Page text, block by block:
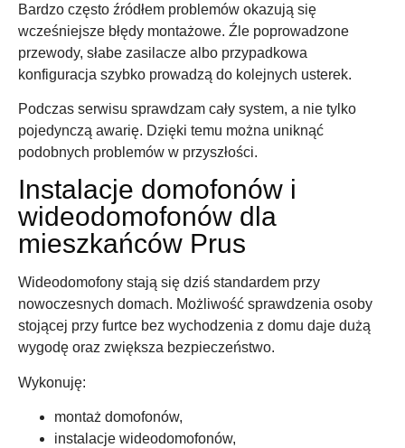
Bardzo często źródłem problemów okazują się
wcześniejsze błędy montażowe. Źle poprowadzone
przewody, słabe zasilacze albo przypadkowa
konfiguracja szybko prowadzą do kolejnych usterek.
Podczas serwisu sprawdzam cały system, a nie tylko
pojedynczą awarię. Dzięki temu można uniknąć
podobnych problemów w przyszłości.
Instalacje domofonów i
wideodomofonów dla
mieszkańców Prus
Wideodomofony stają się dziś standardem przy
nowoczesnych domach. Możliwość sprawdzenia osoby
stojącej przy furtce bez wychodzenia z domu daje dużą
wygodę oraz zwiększa bezpieczeństwo.
Wykonuję:
montaż domofonów,
instalacje wideodomofonów,